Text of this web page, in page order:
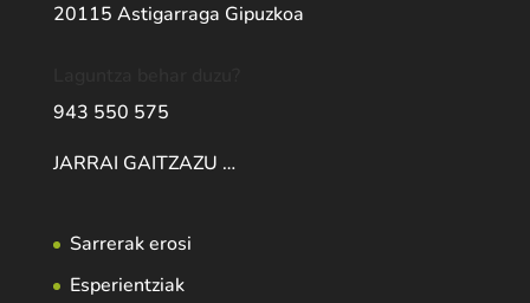
20115 Astigarraga Gipuzkoa
943 550 575
JARRAI GAITZAZU …
Sarrerak erosi
Esperientziak